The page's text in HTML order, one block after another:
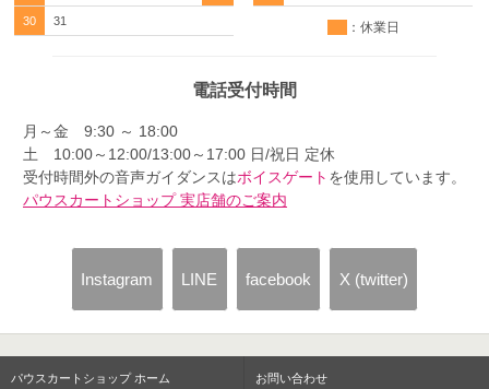
30 31 ：休業日
電話受付時間
月～金 9:30 ～ 18:00
土 10:00～12:00/13:00～17:00 日/祝日 定休
受付時間外の音声ガイダンスはボイスゲート を使用しています。
パウスカートショップ 実店舗のご案内
Instagram LINE facebook X (twitter)
パウスカートショップ ホーム お問い合わせ